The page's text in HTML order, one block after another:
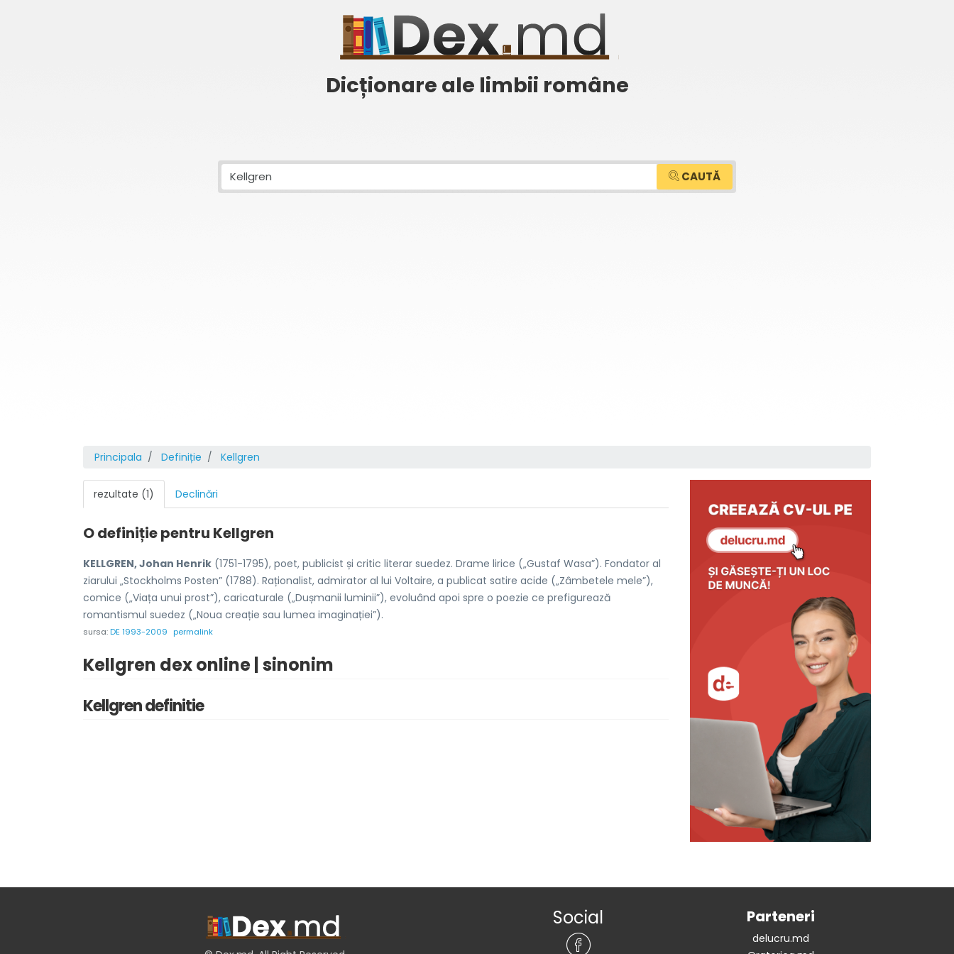
Dicționare ale limbii române
CAUTĂ
Principala Definiție Kellgren
rezultate (1) Declinări
O definiție pentru Kellgren
KELLGREN, Johan Henrik (1751-1795), poet, publicist și critic literar suedez. Drame lirice („Gustaf Wasa”). Fondator al
ziarului „Stockholms Posten” (1788). Raționalist, admirator al lui Voltaire, a publicat satire acide („Zâmbetele mele”),
comice („Viața unui prost”), caricaturale („Dușmanii luminii”), evoluând apoi spre o poezie ce prefigurează
romantismul suedez („Noua creație sau lumea imaginației”).
sursa:DE 1993-2009 permalink
Kellgren dex online | sinonim
Kellgren definitie
Social Parteneri
delucru.md